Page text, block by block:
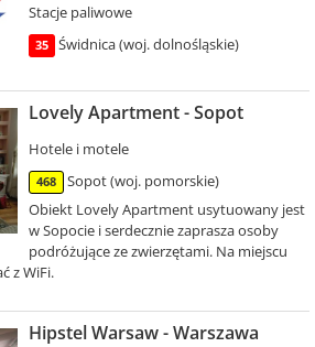
Stacje paliwowe
35 Świdnica (woj. dolnośląskie)
Lovely Apartment - Sopot
Hotele i motele
468
Sopot (woj. pomorskie)
Obiekt Lovely Apartment usytuowany jest
w Sopocie i serdecznie zaprasza osoby
podróżujące ze zwierzętami. Na miejscu
z WiFi.
Hipstel Warsaw - Warszawa